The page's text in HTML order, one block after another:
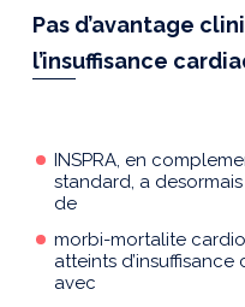
Pas d’avantage
l’insuffisance
INSPRA, en
standard, a
de
morbi-mortalite
atteints d’insuffisance
avec